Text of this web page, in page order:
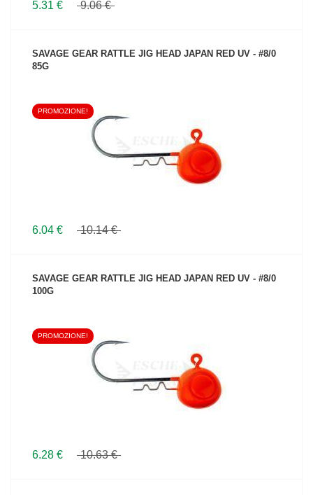
5.31 € 9.06 €
SAVAGE GEAR RATTLE JIG HEAD JAPAN RED UV - #8/0
85G
PROMOZIONE!
6.04 € 10.14 €
SAVAGE GEAR RATTLE JIG HEAD JAPAN RED UV - #8/0
100G
PROMOZIONE!
6.28 € 10.63 €